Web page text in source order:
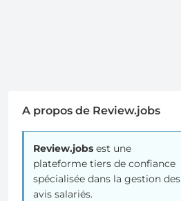
A propos de Review.jobs
Review.jobs est une
plateforme tiers de confiance
spécialisée dans la gestion des
avis salariés.